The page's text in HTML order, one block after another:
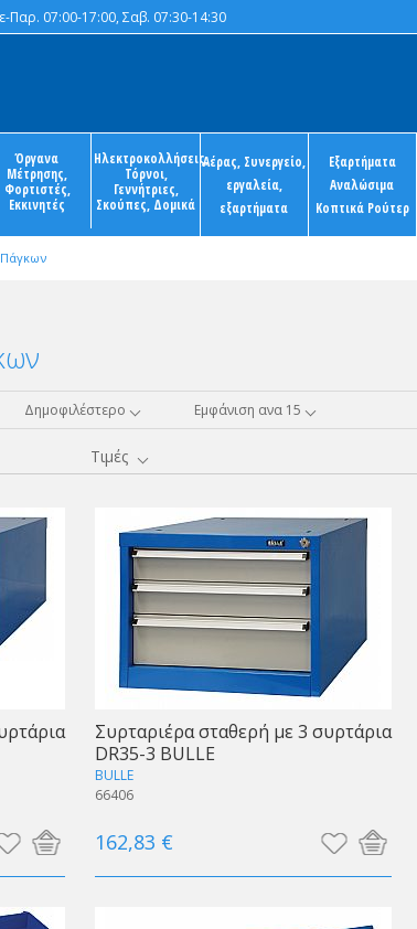
Παρ. 07:00-17:00, Σαβ. 07:30-14:30
Όργανα
Μέτρησης,
Φορτιστές,
Εκκινητές
Ηλεκτροκολλήσεις,
Τόρνοι,
Γεννήτριες,
Σκούπες, Δομικά
Αέρας, Συνεργείο,
εργαλεία,
εξαρτήματα
Εξαρτήματα
Αναλώσιμα
Κοπτικά Ρούτερ
Δημοφιλέστερο Εμφάνιση ανα 15
Τιμές
Συρταριέρα σταθερή με 3 συρτάρια
DR35-3 BULLE
BULLE
66406
162,83 €